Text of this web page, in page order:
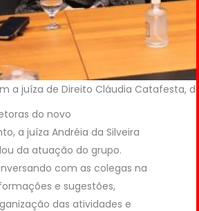
a juíza de Direito Cláudia Catafesta,
do novo
a juíza Andréia da Silveira
da atuação do grupo.
com as colegas na
e sugestões,
das atividades e